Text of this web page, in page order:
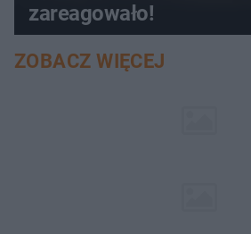
zareagowało!
ZOBACZ WIĘCEJ